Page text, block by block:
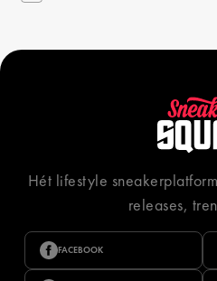
Hét lifestyle
releases,
FACEBOOK